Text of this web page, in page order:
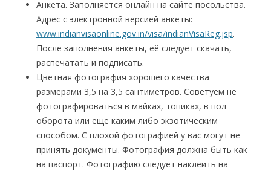
Анкета. Заполняется онлайн на сайте посольства.
Адрес с электронной версией анкеты:
www.indianvisaonline.gov.in/visa/indianVisaReg.jsp.
После заполнения анкеты, её следует скачать,
распечатать и подписать.
Цветная фотография хорошего качества
размерами 3,5 на 3,5 сантиметров. Советуем не
фотографироваться в майках, топиках, в пол
оборота или ещё каким либо экзотическим
способом. С плохой фотографией у вас могут не
принять документы. Фотография должна быть как
на паспорт. Фотографию следует наклеить на